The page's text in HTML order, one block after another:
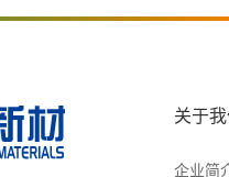
关于
企业简